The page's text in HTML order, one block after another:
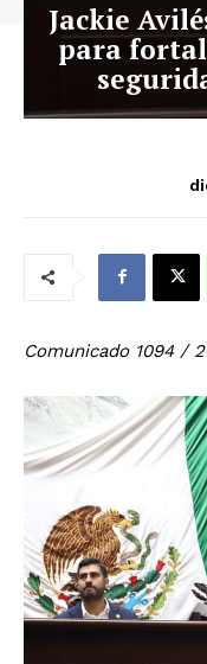
Jackie
para
Comunicado 1094 /